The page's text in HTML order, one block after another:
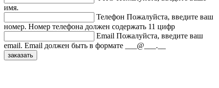
имя.
Телефон Пожалуйста, введите ваш
номер. Номер телефона должен содержать 11 цифр
Email Пожалуйста, введите ваш
email. Email должен быть в формате ___@___.__